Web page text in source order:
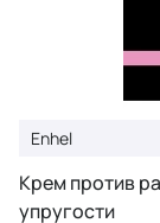
Enhel
Крем против
упругости